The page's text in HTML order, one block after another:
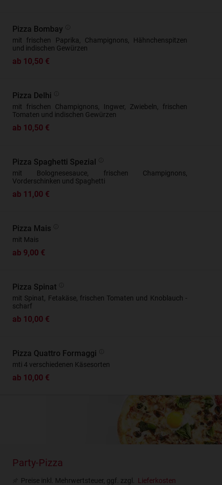
Pizza Bombay
mit frischen Paprika, Champignons, Hähnchenspitzen
und indischen Gewürzen
ab 10,50 €
Pizza Delhi
mit frischen Champignons, Ingwer, Zwiebeln, frischen
Tomaten und indischen Gewürzen
ab 10,50 €
Pizza Spaghetti Spezial
mit Bolognesesauce, frischen Champignons,
Vorderschinken und Spaghetti
ab 11,00 €
Pizza Mais
mit Mais
ab 9,00 €
Pizza Spinat
mit Spinat, Fetakäse, frischen Tomaten und Knoblauch -
scharf
ab 10,00 €
Pizza Quattro Formaggi
mti 4 verschiedenen Käsesorten
ab 10,00 €
Party-Pizza
Preise inkl. Mehrwertsteuer, ggf. zzgl. Lieferkosten